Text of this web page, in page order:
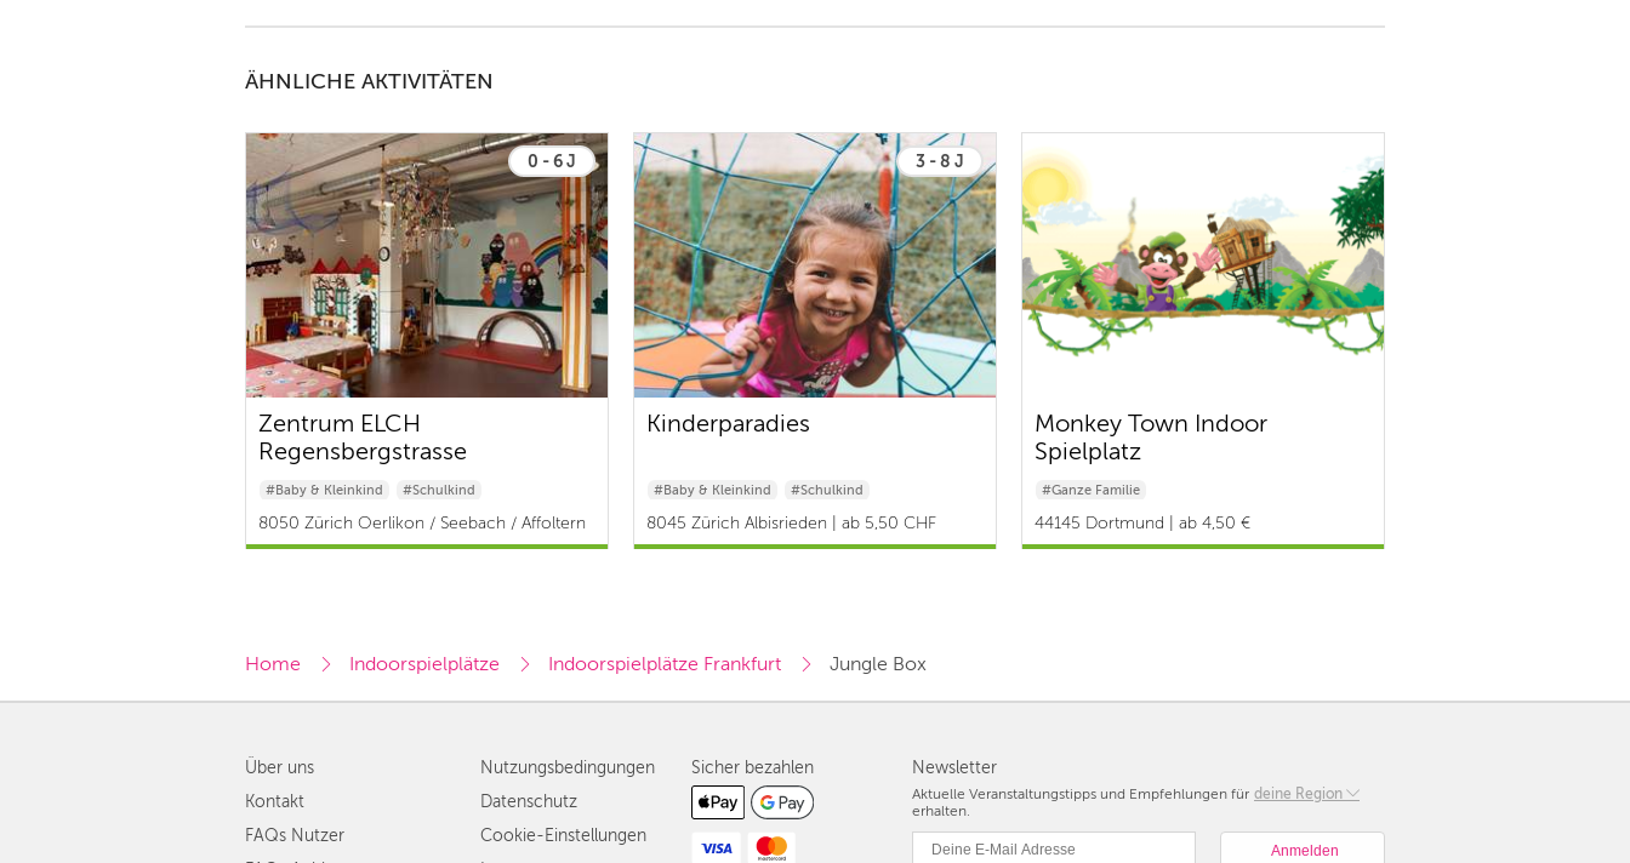
ÄHNLICHE AKTIVITÄTEN
0 - 6 J
Zentrum ELCH
Regensbergstrasse
#Baby & Kleinkind
#Schulkind
#Ganze Familie
8050 Zürich Oerlikon / Seebach / Affoltern
3 - 8 J
Kinderparadies
#Baby & Kleinkind #Schulkind
8045 Zürich Albisrieden | ab 5,50 CHF
Monkey Town Indoor
Spielplatz
#Ganze Familie
44145 Dortmund | ab 4,50 €
Home Indoorspielplätze Indoorspielplätze Frankfurt Jungle Box
Newsletter
Aktuelle Veranstaltungstipps und Empfehlungen für deine Region
Berlin
Hamburg
erhalten.
Über uns
Kontakt
FAQs Nutzer
Nutzungsbedingungen
Datenschutz
Cookie-Einstellungen
Sicher bezahlen